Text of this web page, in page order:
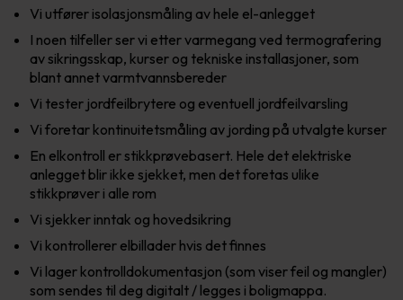
Vi utfører isolasjonsmåling av hele el-anlegget
I noen tilfeller ser vi etter varmegang ved termografering
av sikringsskap, kurser og tekniske installasjoner, som
blant annet varmtvannsbereder
Vi tester jordfeilbrytere og eventuell jordfeilvarsling
Vi foretar kontinuitetsmåling av jording på utvalgte kurser
En elkontroll er stikkprøvebasert. Hele det elektriske
anlegget blir ikke sjekket, men det foretas ulike
stikkprøver i alle rom
Vi sjekker inntak og hovedsikring
Vi kontrollerer elbillader hvis det finnes
Vi lager kontrolldokumentasjon (som viser feil og mangler)
som sendes til deg digitalt / legges i boligmappa.